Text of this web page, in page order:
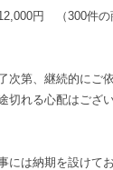
円 （300件の
次第、継続的にご
切れる心配はござい
には納期を設けて